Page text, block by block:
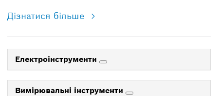
Дізнатися більше
Електроінструменти
Вимірювальні інструменти